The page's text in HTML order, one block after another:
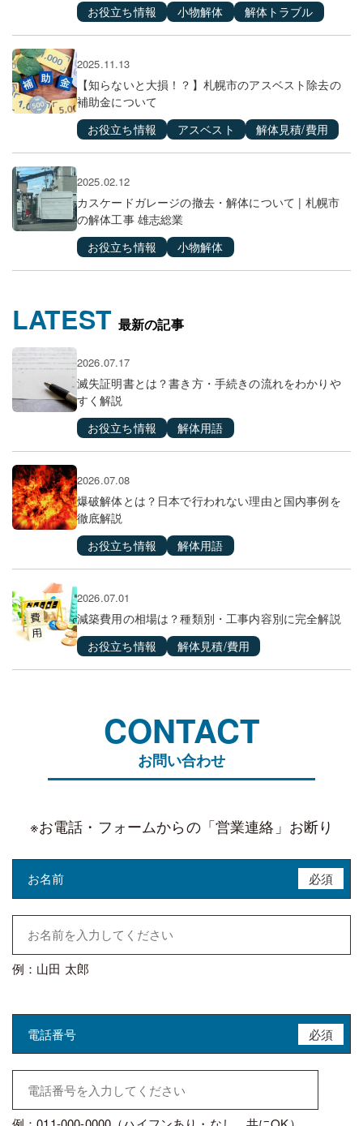
お役立ち情報
小物解体 解体トラブル
2025.11.13
【知らないと大損！？】札幌市のアスベスト除去の
補助金について
お役立ち情報
アスベスト 解体見積/費用
2025.02.12
カスケードガレージの撤去・解体について | 札幌市
の解体工事 雄志総業
お役立ち情報
小物解体
LATEST 最新の記事
2026.07.17
滅失証明書とは？書き方・手続きの流れをわかりや
すく解説
お役立ち情報
解体用語
2026.07.08
爆破解体とは？日本で行われない理由と国内事例を
徹底解説
お役立ち情報
解体用語
2026.07.01
減築費用の相場は？種類別・工事内容別に完全解説
お役立ち情報
解体見積/費用
CONTACT
お問い合わせ
※お電話・フォームからの「営業連絡」お断り
お名前 必須
例：山田 太郎
電話番号 必須